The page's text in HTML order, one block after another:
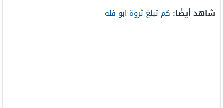
شاهد أيضًا: كم تبلغ ثروة ابو فله